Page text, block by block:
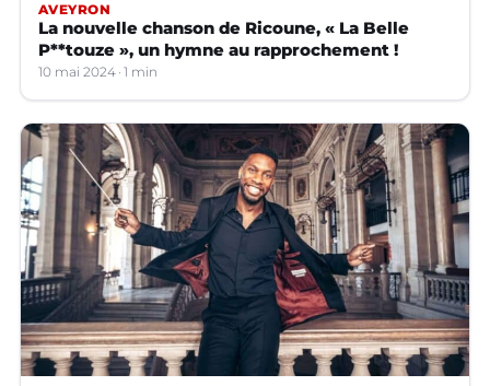
AVEYRON
La nouvelle chanson de Ricoune, « La Belle
P**touze », un hymne au rapprochement !
10 mai 2024 1 min